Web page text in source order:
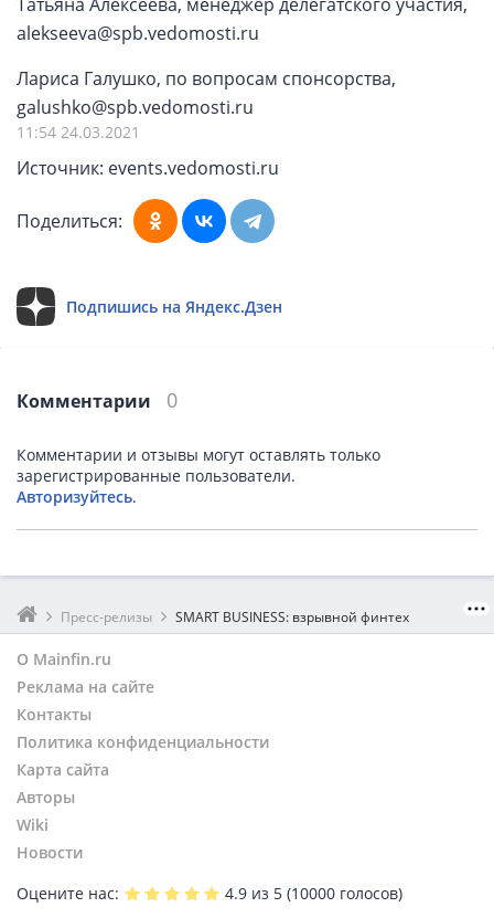
alekseeva@spb.vedomosti.ru
Лариса Галушко, по вопросам спонсорства,
galushko@spb.vedomosti.ru
11:54 24.03.2021
Источник: events.vedomosti.ru
Поделиться:
Подпишись на Яндекс.Дзен
Комментарии 0
Комментарии и отзывы могут оставлять только
зарегистрированные пользователи.
Авторизуйтесь.
Пресс-релизы SMART BUSINESS: взрывной финтех
О Mainfin.ru
Реклама на сайте
Контакты
Политика конфиденциальности
Карта сайта
Авторы
Wiki
Новости
Оцените нас:
4.9 из 5 (10000 голосов)